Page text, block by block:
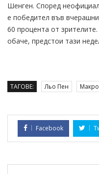
Шенген. Според
е победител във
60 процента от
обаче, предстои тази
ТАГОВЕ: Льо Пен
Facebook